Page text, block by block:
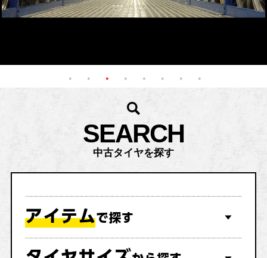
SEARCH
中古タイヤを探す